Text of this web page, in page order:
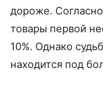
дороже.
товары первой
10%. Однако
находится под